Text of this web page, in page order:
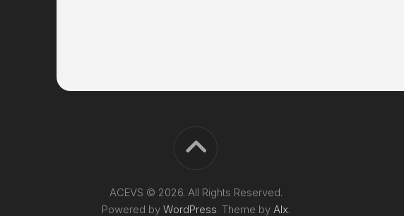
ACEVS © 2026. All Rights Reserved.
Powered by WordPress. Theme by Alx.